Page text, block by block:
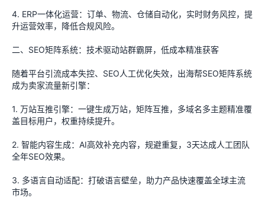
4. ERP一体化运营：订单、物流、仓储自动化，实时财务风控，提
升运营效率，降低合规风险。
二、SEO矩阵系统：技术驱动站群霸屏，低成本精准获客
随着平台引流成本失控、SEO人工优化失效，出海帮SEO矩阵系统
成为卖家流量新引擎：
1. 万站互推引擎：一键生成万站，矩阵互推，多域名多主题精准覆
盖目标用户，权重持续提升。
2. 智能内容生成：AI高效补充内容，规避重复，3天达成人工团队
全年SEO效果。
3. 多语言自动适配：打破语言壁垒，助力产品快速覆盖全球主流
市场。